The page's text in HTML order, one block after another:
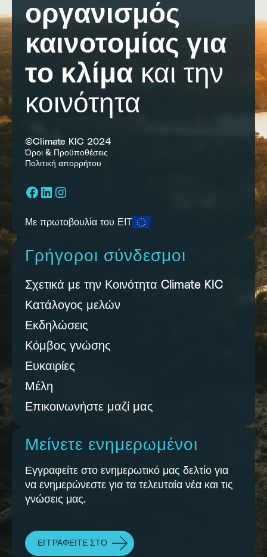
οργανισμός
καινοτομίας για
το κλίμα και την
κοινότητα
©Climate KIC 2024
Όροι & Προϋποθέσεις
Πολιτική απορρήτου
Facebook
LinkedIn
Instagram
Με πρωτοβουλία του ΕΙΤ
Γρήγοροι σύνδεσμοι
Σχετικά με την Κοινότητα Climate KIC
Κατάλογος μελών
Εκδηλώσεις
Κόμβος γνώσης
Ευκαιρίες
Μέλη
Επικοινωνήστε μαζί μας
Μείνετε ενημερωμένοι
Εγγραφείτε στο ενημερωτικό μας δελτίο για
να ενημερώνεστε για τα τελευταία νέα και τις
γνώσεις μας.
ΕΓΓΡΑΦΕΊΤΕ ΣΤΟ